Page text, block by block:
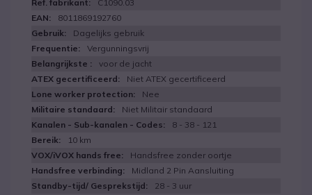
C1090.03
8011869192760
Dagelijks gebruik
Vergunningsvrij
voor de jacht
Niet ATEX gecertificeerd
Nee
Niet Militair standaard
8 - 38 - 121
10 km
Handsfree zonder oortje
Midland 2 Pin Aansluiting
28 - 3 uur